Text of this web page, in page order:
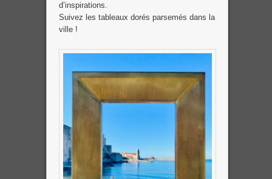
d’inspirations.
Suivez les tableaux dorés parsemés dans la
ville !